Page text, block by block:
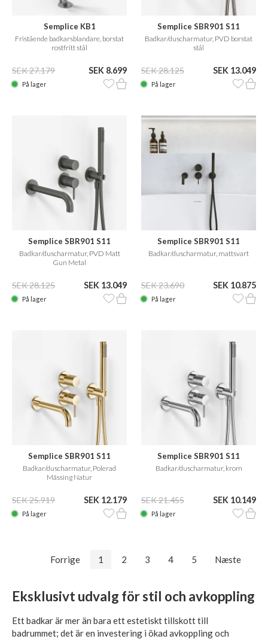
Semplice KB1
Fristående badkarsblandare, borstat
rostfritt stål
SEK 27.179 SEK 8.699
På lager
Semplice SBR901 S11
Badkar/duscharmatur, PVD borstat
stål
SEK 28.125 SEK 13.049
På lager
Semplice SBR901 S11
Badkar/duscharmatur, PVD Matt
Gun Metal
SEK 28.125 SEK 13.049
På lager
Semplice SBR901 S11
Badkar/duscharmatur, mattsvart
SEK 23.690 SEK 10.875
På lager
Semplice SBR901 S11
Badkar/duscharmatur, Polerad
Mässing Natur
SEK 25.919 SEK 12.179
På lager
Semplice SBR901 S11
Badkar/duscharmatur, krom
SEK 21.455 SEK 10.149
På lager
Forrige 1 2 3 4 5 Næste
Eksklusivt udvalg för stil och avkoppling
Ett badkar är mer än bara ett estetiskt tillskott till
badrummet; det är en investering i ökad avkoppling och